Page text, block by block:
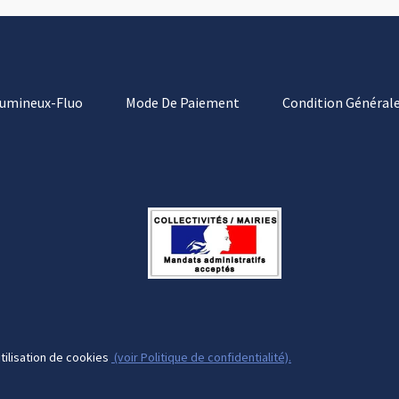
Fluo Mode De Paiement Condition
de cookies (voir Politique de confidentialité).